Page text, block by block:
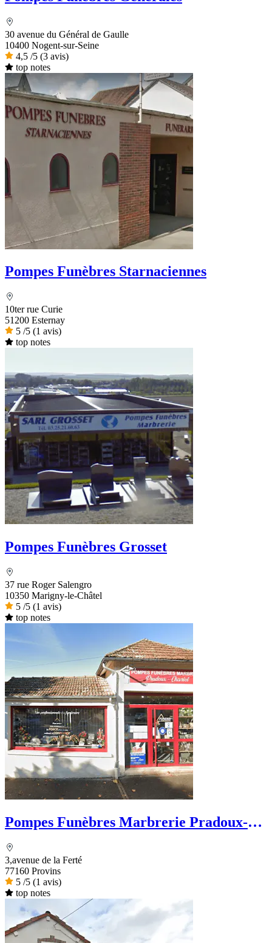
30 avenue du Général de Gaulle
10400 Nogent-sur-Seine
4,5 /5 (3 avis)
top notes
Pompes Funèbres Starnaciennes
10ter rue Curie
51200 Esternay
5 /5 (1 avis)
top notes
Pompes Funèbres Grosset
37 rue Roger Salengro
10350 Marigny-le-Châtel
5 /5 (1 avis)
top notes
Pompes Funèbres Marbrerie Pradoux-
3,avenue de la Ferté
77160 Provins
5 /5 (1 avis)
top notes